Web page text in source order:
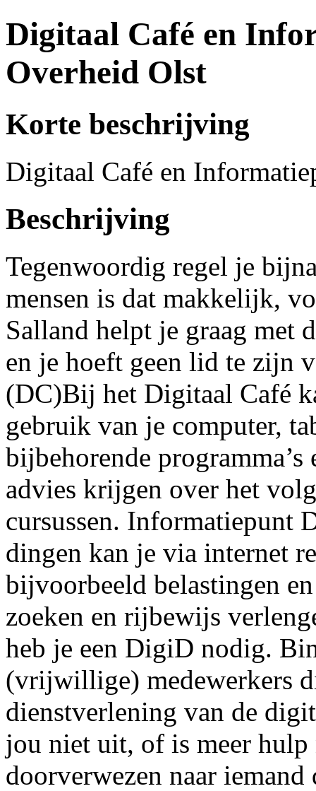
Digitaal Café en
Overheid Olst
Korte beschrijving
Digitaal Café en
Beschrijving
Tegenwoordig regel je
mensen is dat makkelijk,
Salland helpt je graag met
en je hoeft geen lid te zijn
(DC)Bij het Digitaal Café
gebruik van je computer,
bijbehorende
advies krijgen over het
cursussen. Informatiepunt
dingen kan je via internet
bijvoorbeeld belastingen
zoeken en rijbewijs
heb je een DigiD nodig.
(vrijwillige) medewerkers
dienstverlening van de
jou niet uit, of is meer
doorverwezen naar